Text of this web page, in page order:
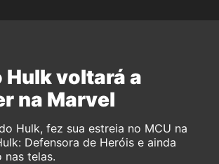
Hulk voltará a
na Marvel
Hulk, fez sua estreia no MCU na
Defensora de Heróis e ainda
nas telas.